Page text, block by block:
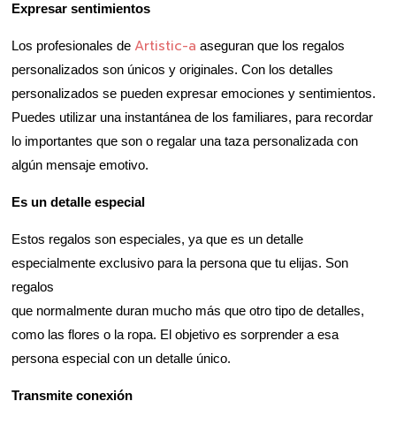
Expresar sentimientos
Los profesionales de Artistic-a aseguran que los regalos
personalizados son únicos y originales. Con los detalles
personalizados se pueden expresar emociones y sentimientos.
Puedes utilizar una instantánea de los familiares, para recordar
lo importantes que son o regalar una taza personalizada con
algún mensaje emotivo.
Es un detalle especial
Estos regalos son especiales, ya que es un detalle
especialmente exclusivo para la persona que tu elijas. Son
regalos
que normalmente duran mucho más que otro tipo de detalles,
como las flores o la ropa. El objetivo es sorprender a esa
persona especial con un detalle único.
Transmite conexión